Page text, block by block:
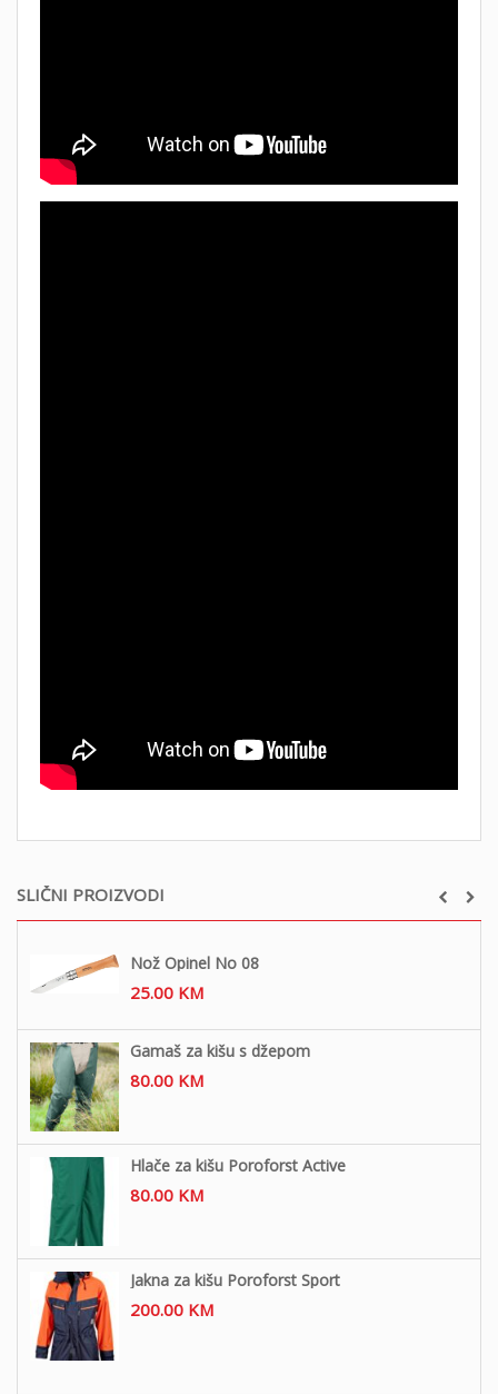
SLIČNI PROIZVODI
Nož Opinel No 08
25.00 KM
Gamaš za kišu s džepom
80.00 KM
Hlače za kišu Poroforst Active
80.00 KM
Jakna za kišu Poroforst Sport
200.00 KM